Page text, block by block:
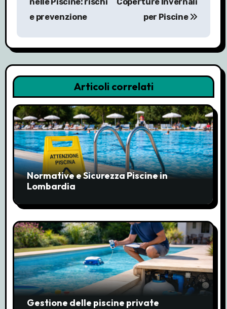
i
g
a
z
i
o
n
e
a
r
t
i
c
e prevenzione
per Piscine
Articoli correlati
Normative e Sicurezza Piscine in
Lombardia
Gestione delle piscine private